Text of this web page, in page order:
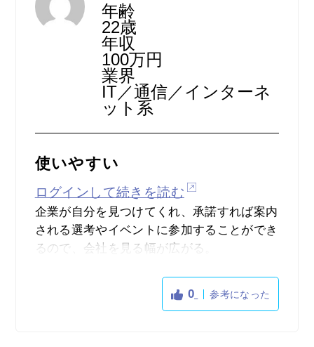
や弱みなども明確になり自己分析にも繋がっ
たので、アピールを書く際などでもとても役
に立ちました。
ただ、オファーの中には説明会だけのオファ
ーがあったりなど、全てが魅力的なオファー
と言うわけではなかったです。
年齢
22歳
年収
100万円
業界
IT／通信／インターネ
ット系
使いやすい
ログインして続きを読む
企業が自分を見つけてくれ、承諾すれば案内
される選考やイベントに参加することができ
るので、会社を見る幅が広がる。
ESがいいか悪いかの判断材料にもなる。
0 参考になった